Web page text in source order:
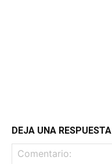
DEJA UNA RESPUESTA